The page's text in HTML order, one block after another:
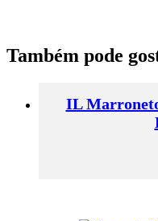
Também pode
IL